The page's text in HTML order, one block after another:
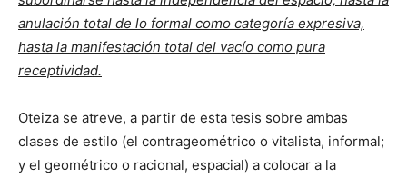
anulación total de lo formal como categoría expresiva,
hasta la manifestación total del vacío como pura
receptividad.
Oteiza se atreve, a partir de esta tesis sobre ambas
clases de estilo (el contrageométrico o vitalista, informal;
y el geométrico o racional, espacial) a colocar a la